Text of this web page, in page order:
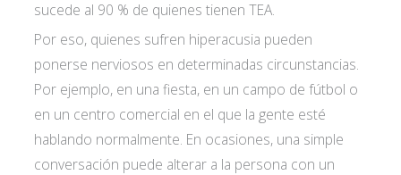
sucede al 90 % de quienes tienen TEA.
Por eso, quienes sufren hiperacusia pueden
ponerse nerviosos en determinadas circunstancias.
Por ejemplo, en una fiesta, en un campo de fútbol o
en un centro comercial en el que la gente esté
hablando normalmente. En ocasiones, una simple
conversación puede alterar a la persona con un